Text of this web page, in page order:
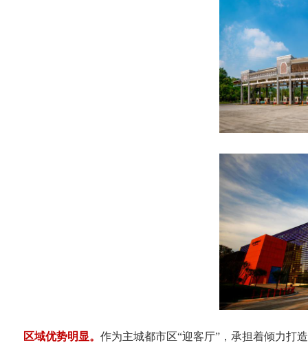
区域优势明显。作为主城都市区“迎客厅”，承担着倾力打